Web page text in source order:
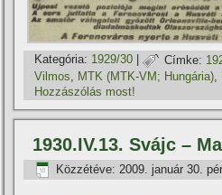
Kategória: 1929/30 | Címke:
Vilmos
MTK (MTK-VM; Hungária)
Hozzászólás most!
1930.IV.13. Svájc –
Közzétéve: 2009. január 30.